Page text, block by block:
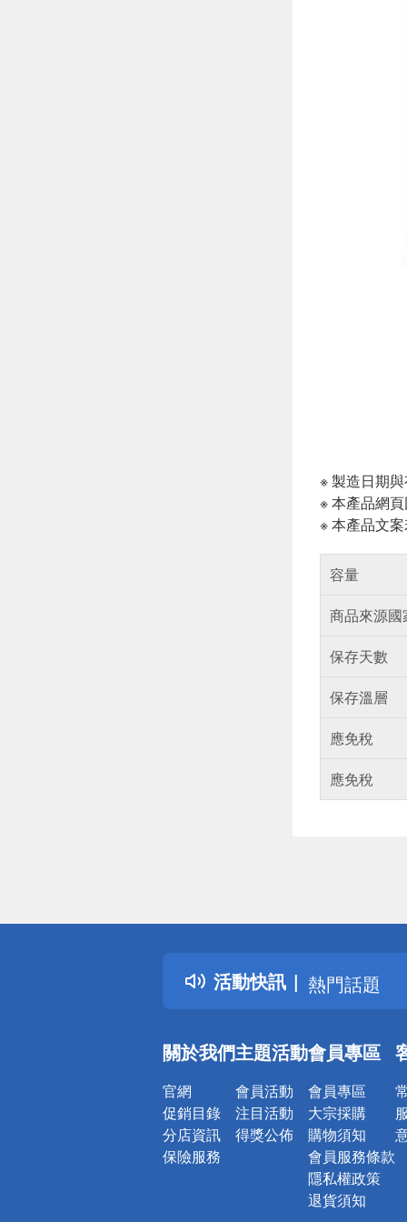
※ 製造日期
※ 本產品網
※ 本產品文
容量
商品來源國
保存天數
保存溫層
應免稅
應免稅
活動快訊
詐騙網頁！
得獎公告
熱門話題
銀行優惠
詐騙網頁！
關於我們
官網
促銷目錄
分店資訊
保險服務
主題活動
會員活動
注目活動
得獎公佈
會員專區
會員專區
大宗採購
購物須知
會員服務條款
隱私權政策
退貨須知